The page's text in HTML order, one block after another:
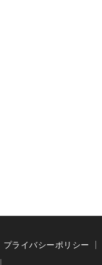
プライバシーポリシー